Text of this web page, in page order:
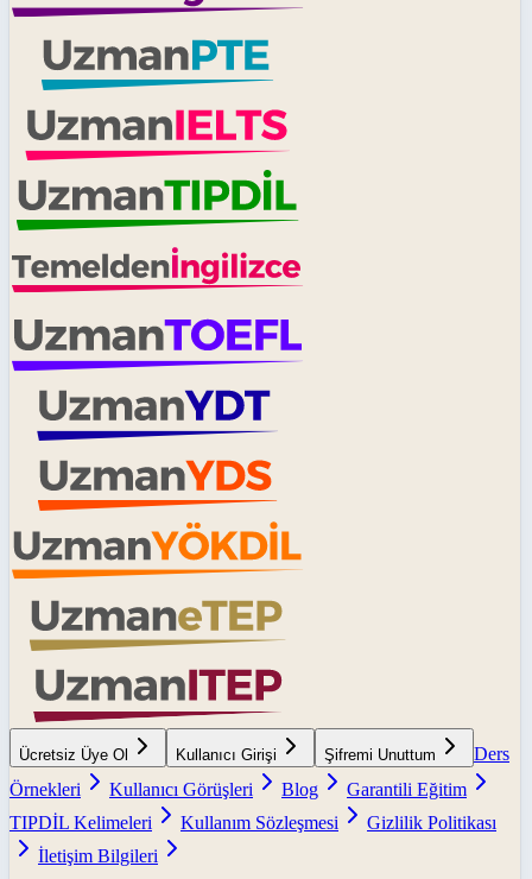
Ücretsiz Üye Ol Kullanıcı Girişi Şifremi Unuttum
Ders
Örnekleri
Kullanıcı Görüşleri Blog
Garantili Eğitim
TIPDİL Kelimeleri
Kullanım Sözleşmesi
Gizlilik Politikası
İletişim Bilgileri